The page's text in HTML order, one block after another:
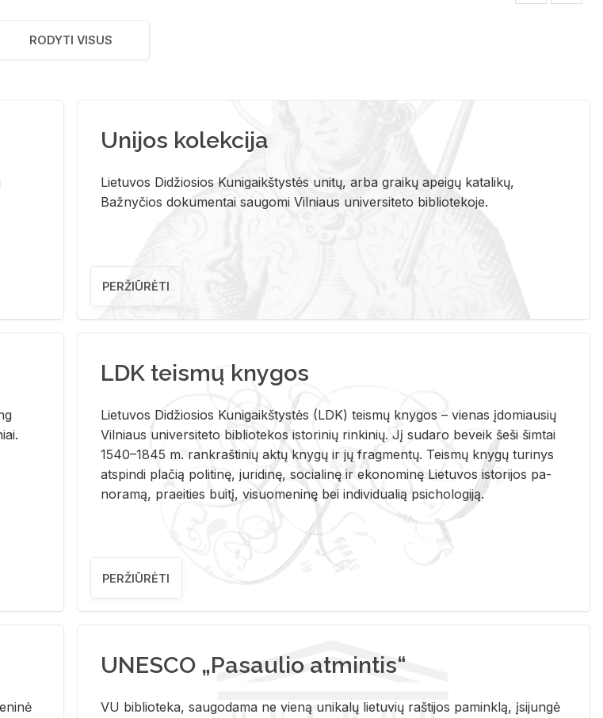
RODYTI VISUS
Unijos kolekcija
Lietuvos Didžiosios Kunigaikštystės unitų, arba graikų apeigų katalikų,
Bažnyčios dokumentai saugomi Vilniaus universiteto bibliotekoje.
PERŽIŪRĖTI
LDK teismų knygos
Lie­tu­vos Di­džio­sios Ku­ni­gaikš­tys­tės (LDK) teis­mų kny­gos – vie­nas įdo­miau­sių
Vil­niaus uni­ver­si­te­to bi­b­lio­te­kos is­to­ri­nių rin­ki­nių. Jį su­da­ro be­veik šeši šim­tai
1540–1845 m. rank­raš­ti­nių aktų kny­gų ir jų frag­men­tų. Teis­mų kny­gų tu­ri­nys
at­spin­di pla­čią po­li­ti­nę, ju­ri­di­nę, so­cia­li­nę ir eko­no­mi­nę Lie­tu­vos is­to­ri­jos pa­
no­ra­mą, pra­ei­ties bui­tį, vi­suo­me­ni­nę bei in­di­vi­dua­lią psi­cho­lo­gi­ją.
PERŽIŪRĖTI
UNESCO „Pasaulio atmintis“
VU biblioteka, saugodama ne vieną unikalų lietuvių raštijos paminklą, įsijungė